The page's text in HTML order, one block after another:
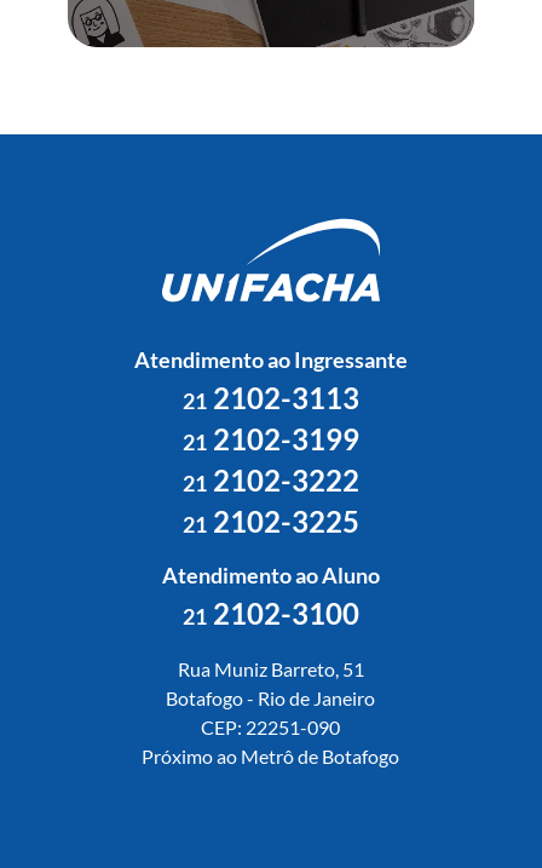
Atendimento ao Ingressante
212102-3113
212102-3199
212102-3222
212102-3225
Atendimento ao Aluno
212102-3100
Rua Muniz Barreto, 51
Botafogo - Rio de Janeiro
CEP: 22251-090
Próximo ao Metrô de Botafogo